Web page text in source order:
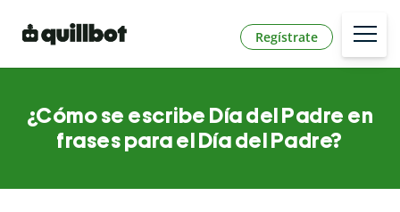
Regístrate
¿Cómo se escribe Día del Padre en
frases para el Día del Padre?